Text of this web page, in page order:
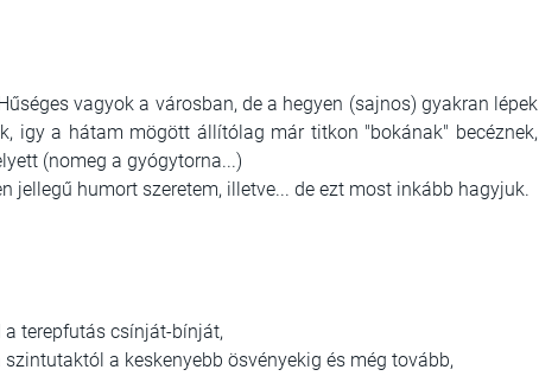
vagyok a városban, de a hegyen (sajnos) gyakran lépek
igy a hátam mögött állítólag már titkon "bokának" becéznek,
(nomeg a gyógytorna...)
jellegű humort szeretem, illetve... de ezt most inkább hagyjuk.
terepfutás csínját-bínját,
a keskenyebb ösvényekig és még tovább,